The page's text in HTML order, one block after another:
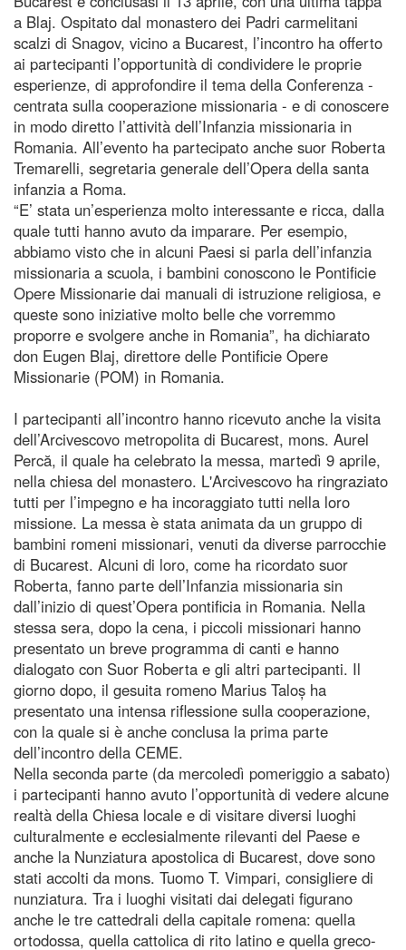
a Blaj. Ospitato dal monastero dei Padri carmelitani
scalzi di Snagov, vicino a Bucarest, l’incontro ha offerto
ai partecipanti l’opportunità di condividere le proprie
esperienze, di approfondire il tema della Conferenza -
centrata sulla cooperazione missionaria - e di conoscere
in modo diretto l’attività dell’Infanzia missionaria in
Romania. All’evento ha partecipato anche suor Roberta
Tremarelli, segretaria generale dell’Opera della santa
infanzia a Roma.
“E’ stata un’esperienza molto interessante e ricca, dalla
quale tutti hanno avuto da imparare. Per esempio,
abbiamo visto che in alcuni Paesi si parla dell’infanzia
missionaria a scuola, i bambini conoscono le Pontificie
Opere Missionarie dai manuali di istruzione religiosa, e
queste sono iniziative molto belle che vorremmo
proporre e svolgere anche in Romania”, ha dichiarato
don Eugen Blaj, direttore delle Pontificie Opere
Missionarie (POM) in Romania.
I partecipanti all’incontro hanno ricevuto anche la visita
dell’Arcivescovo metropolita di Bucarest, mons. Aurel
Percă, il quale ha celebrato la messa, martedì 9 aprile,
nella chiesa del monastero. L'Arcivescovo ha ringraziato
tutti per l’impegno e ha incoraggiato tutti nella loro
missione. La messa è stata animata da un gruppo di
bambini romeni missionari, venuti da diverse parrocchie
di Bucarest. Alcuni di loro, come ha ricordato suor
Roberta, fanno parte dell’Infanzia missionaria sin
dall’inizio di quest’Opera pontificia in Romania. Nella
stessa sera, dopo la cena, i piccoli missionari hanno
presentato un breve programma di canti e hanno
dialogato con Suor Roberta e gli altri partecipanti. Il
giorno dopo, il gesuita romeno Marius Taloș ha
presentato una intensa riflessione sulla cooperazione,
con la quale si è anche conclusa la prima parte
dell’incontro della CEME.
Nella seconda parte (da mercoledì pomeriggio a sabato)
i partecipanti hanno avuto l’opportunità di vedere alcune
realtà della Chiesa locale e di visitare diversi luoghi
culturalmente e ecclesialmente rilevanti del Paese e
anche la Nunziatura apostolica di Bucarest, dove sono
stati accolti da mons. Tuomo T. Vimpari, consigliere di
nunziatura. Tra i luoghi visitati dai delegati figurano
anche le tre cattedrali della capitale romena: quella
ortodossa, quella cattolica di rito latino e quella greco-